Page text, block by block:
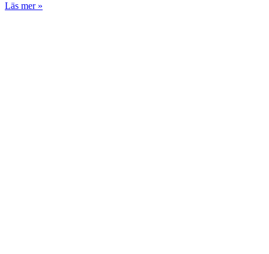
Läs mer »